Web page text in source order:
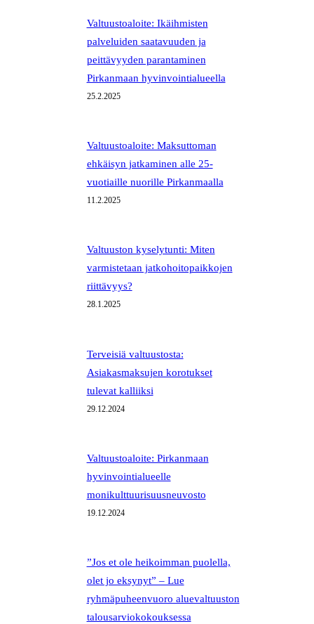
Valtuustoaloite: Ikäihmisten
palveluiden saatavuuden ja
peittävyyden parantaminen
Pirkanmaan hyvinvointialueella
25.2.2025
Valtuustoaloite: Maksuttoman
ehkäisyn jatkaminen alle 25-
vuotiaille nuorille Pirkanmaalla
11.2.2025
Valtuuston kyselytunti: Miten
varmistetaan jatkohoitopaikkojen
riittävyys?
28.1.2025
Terveisiä valtuustosta:
Asiakasmaksujen korotukset
tulevat kalliiksi
29.12.2024
Valtuustoaloite: Pirkanmaan
hyvinvointialueelle
monikulttuurisuusneuvosto
19.12.2024
”Jos et ole heikoimman puolella,
olet jo eksynyt” – Lue
ryhmäpuheenvuoro aluevaltuuston
talousarviokokouksessa